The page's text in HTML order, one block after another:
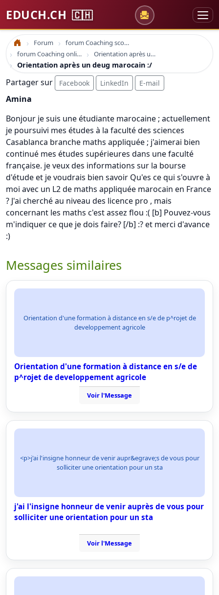
EDUCH.CH 🇨🇭
Accueil Forum
forum Coaching scolaire
forum Coaching online formation professionelle emploi education
Orientation après un deug marocain :/
Orientation après un deug marocain :/
Partager sur Facebook LinkedIn E-mail
Amina
Bonjour je suis une étudiante marocaine ; actuellement
je poursuivi mes études à la faculté des sciences
Casablanca branche maths appliquée ; j'aimerai bien
continué mes études supérieures dans une faculté
française. je veux des informations sur la bourse
d'étude et je voudrais bien savoir Qu'es ce qui s'ouvre à
moi avec un L2 de maths appliquée marocain en France
? J'ai cherché au niveau des licence pro , mais
concernant les maths c'est assez flou :( [b] Pouvez-vous
m'indiquer ce que je dois faire? [/b] :? et merci d'avance
:)
Messages similaires
Orientation d'une formation à distance en s/e de p^rojet de
developpement agricole
Orientation d'une formation à distance en s/e de
p^rojet de developpement agricole
Voir l'Message
<p>j'ai l'insigne honneur de venir aupr&egrave;s de vous pour
solliciter une orientation pour un sta
j'ai l'insigne honneur de venir auprès de vous pour
solliciter une orientation pour un sta
Voir l'Message